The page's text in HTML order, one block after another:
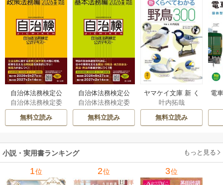
自治体法務検定公
式テキスト 政策
法務編 ２０２６
年度検定対応 1巻
自治体法務検定委
員会
無料立読み
自治体法務検定公
式テキスト 基本
法務編 ２０２６
年度検定対応 1巻
自治体法務検定委
員会
無料立読み
ヤマケイ文庫 新 く
らべてわかる野鳥3
00 1巻
叶内拓哉
無料立読み
電
小説・実用書ランキング もっと見る
1位 2位 3位